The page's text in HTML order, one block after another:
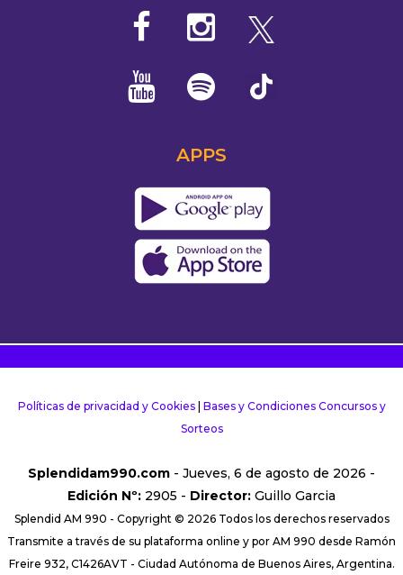
APPS
Políticas de privacidad y Cookies| Bases y Condiciones Concursos y
Sorteos
Splendidam990.com - Jueves, 6 de agosto de 2026 -
Edición Nº: 2905 - Director: Guillo Garcia
Splendid AM 990 - Copyright © 2026 Todos los derechos reservados
Transmite a través de su plataforma online y por AM 990 desde Ramón
Freire 932, C1426AVT - Ciudad Autónoma de Buenos Aires, Argentina.